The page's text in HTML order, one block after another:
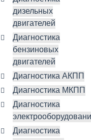
дизельных
двигателей
Диагностика
бензиновых
двигателей
Диагностика АКПП
Диагностика МКПП
Диагностика
Диагностика